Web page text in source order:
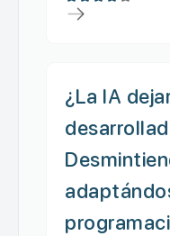
¿La IA